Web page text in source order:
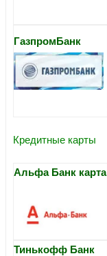
ГазпромБанк
Кредитные карты
Альфа Банк карта
Тинькофф Банк